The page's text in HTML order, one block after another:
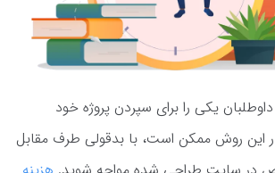
یکی را برای سپردن پروژه خود
در این روش ممکن است، با بدقولی طرف مقابل